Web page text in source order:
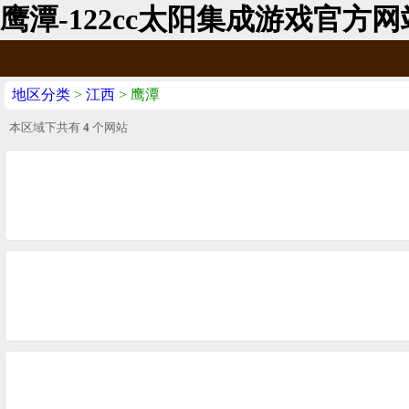
鹰潭-122cc太阳集成游戏官方网
地区分类 > 江西 > 鹰潭
本区域下共有 4 个网站